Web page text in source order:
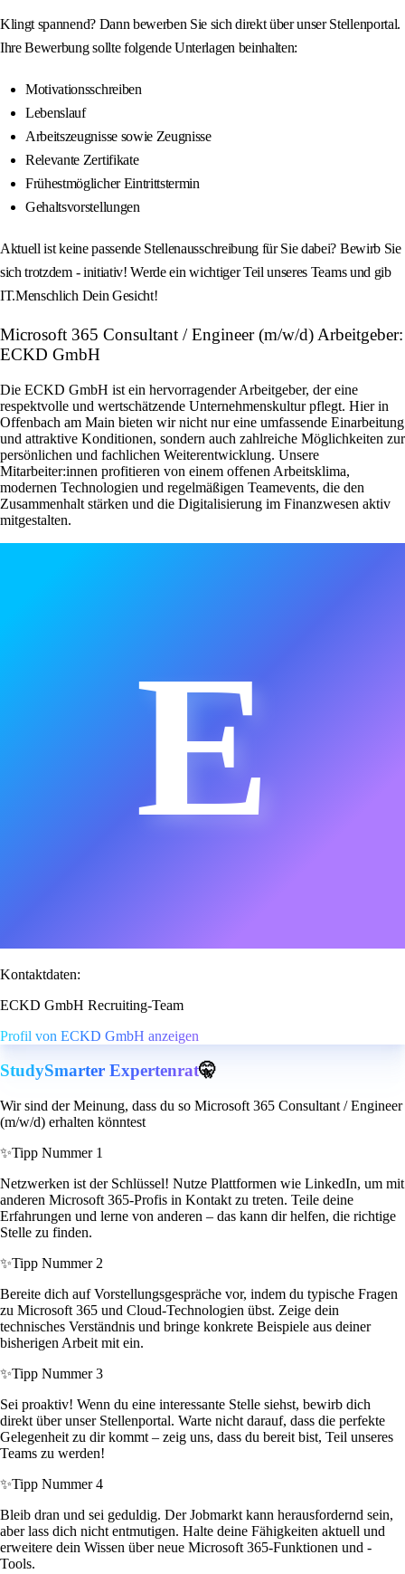
Klingt spannend? Dann bewerben Sie sich direkt über unser Stellenportal.
Ihre Bewerbung sollte folgende Unterlagen beinhalten:
Motivationsschreiben
Lebenslauf
Arbeitszeugnisse sowie Zeugnisse
Relevante Zertifikate
Frühestmöglicher Eintrittstermin
Gehaltsvorstellungen
Aktuell ist keine passende Stellenausschreibung für Sie dabei? Bewirb Sie
sich trotzdem - initiativ! Werde ein wichtiger Teil unseres Teams und gib
IT.Menschlich Dein Gesicht!
Microsoft 365 Consultant / Engineer (m/w/d) Arbeitgeber:
ECKD GmbH
Die ECKD GmbH ist ein hervorragender Arbeitgeber, der eine
respektvolle und wertschätzende Unternehmenskultur pflegt. Hier in
Offenbach am Main bieten wir nicht nur eine umfassende Einarbeitung
und attraktive Konditionen, sondern auch zahlreiche Möglichkeiten zur
persönlichen und fachlichen Weiterentwicklung. Unsere
Mitarbeiter:innen profitieren von einem offenen Arbeitsklima,
modernen Technologien und regelmäßigen Teamevents, die den
Zusammenhalt stärken und die Digitalisierung im Finanzwesen aktiv
mitgestalten.
E
Kontaktdaten:
ECKD GmbH Recruiting-Team
Profil von ECKD GmbH anzeigen
StudySmarter Expertenrat🤫
Wir sind der Meinung, dass du so Microsoft 365 Consultant / Engineer
(m/w/d) erhalten könntest
✨Tipp Nummer 1
Netzwerken ist der Schlüssel! Nutze Plattformen wie LinkedIn, um mit
anderen Microsoft 365-Profis in Kontakt zu treten. Teile deine
Erfahrungen und lerne von anderen – das kann dir helfen, die richtige
Stelle zu finden.
✨Tipp Nummer 2
Bereite dich auf Vorstellungsgespräche vor, indem du typische Fragen
zu Microsoft 365 und Cloud-Technologien übst. Zeige dein
technisches Verständnis und bringe konkrete Beispiele aus deiner
bisherigen Arbeit mit ein.
✨Tipp Nummer 3
Sei proaktiv! Wenn du eine interessante Stelle siehst, bewirb dich
direkt über unser Stellenportal. Warte nicht darauf, dass die perfekte
Gelegenheit zu dir kommt – zeig uns, dass du bereit bist, Teil unseres
Teams zu werden!
✨Tipp Nummer 4
Bleib dran und sei geduldig. Der Jobmarkt kann herausfordernd sein,
aber lass dich nicht entmutigen. Halte deine Fähigkeiten aktuell und
erweitere dein Wissen über neue Microsoft 365-Funktionen und -
Tools.